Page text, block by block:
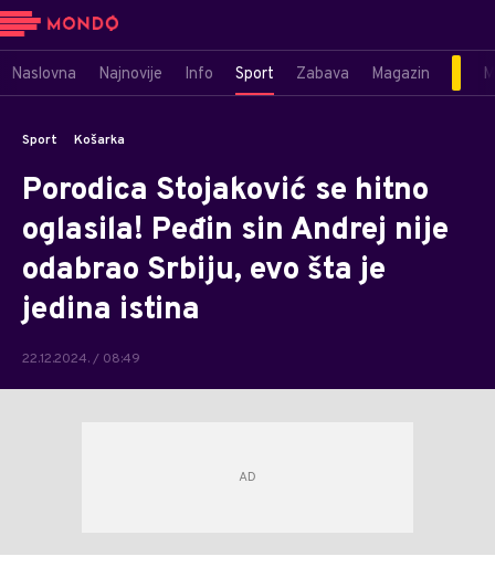
Naslovna Najnovije Info Sport Zabava Magazin
Sport Košarka
Porodica Stojaković se hitno
oglasila! Peđin sin Andrej nije
odabrao Srbiju, evo šta je
jedina istina
22.12.2024. / 08:49